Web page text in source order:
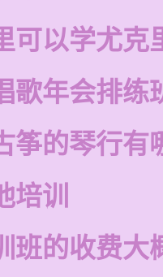
可以学尤克
歌年会排练
筝的琴行有
培训
班的收费大